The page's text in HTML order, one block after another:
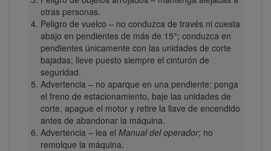
otras personas.
Peligro de vuelco – no conduzca de través ni cuesta
abajo en pendientes de más de 15°; conduzca en
pendientes únicamente con las unidades de corte
bajadas; lleve puesto siempre el cinturón de
seguridad.
Advertencia – no aparque en una pendiente; ponga
el freno de estacionamiento, baje las unidades de
corte, apague el motor y retire la llave de encendido
antes de abandonar la máquina.
Advertencia – lea el Manual del operador; no
remolque la máquina.